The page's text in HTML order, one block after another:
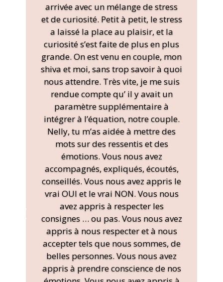
arrivée avec un mélange de stress
et de curiosité. Petit à petit, le stress
a laissé la place au plaisir, et la
curiosité s’est faite de plus en plus
grande. On est venu en couple, mon
shiva et moi, sans trop savoir à quoi
nous attendre. Très vite, je me suis
rendue compte qu’ il y avait un
paramètre supplémentaire à
intégrer à l’équation, notre couple.
Nelly, tu m’as aidée à mettre des
mots sur des ressentis et des
émotions. Vous nous avez
accompagnés, expliqués, écoutés,
conseillés. Vous nous avez appris le
vrai OUI et le vrai NON. Vous nous
avez appris à respecter les
consignes … ou pas. Vous nous avez
appris à nous respecter et à nous
accepter tels que nous sommes, de
belles personnes. Vous nous avez
appris à prendre conscience de nos